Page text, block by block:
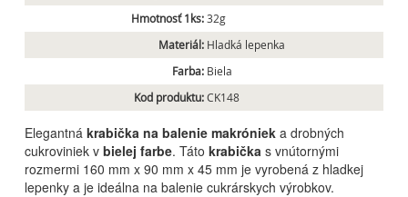
Hmotnosť 1ks:32g
Materiál: Hladká lepenka
Farba: Biela
Kod produktu:CK148
Elegantná krabička na balenie makróniek a drobných
cukroviniek v bielej farbe. Táto krabička s vnútornými
rozmermi 160 mm x 90 mm x 45 mm je vyrobená z hladkej
lepenky a je ideálna na balenie cukrárskych výrobkov.